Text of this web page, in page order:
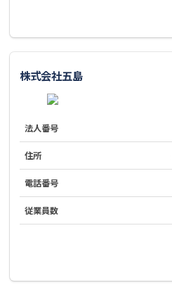
株式会社五島
法人番号
住所
電話番号
従業員数